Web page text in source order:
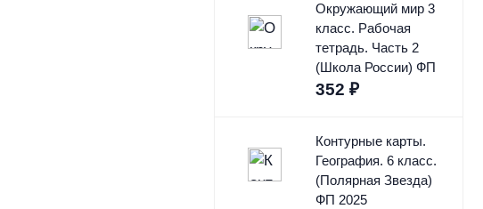
Окружающий мир 3
класс. Рабочая
тетрадь. Часть 2
(Школа России) ФП
352 ₽
Контурные карты.
География. 6 класс.
(Полярная Звезда)
ФП 2025